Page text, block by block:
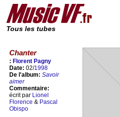
Tous les tubes
Chanter
: Florent Pagny
Date: 02/1998
De l'album: Savoir
aimer
Commentaire:
écrit par Lionel
Florence & Pascal
Obispo